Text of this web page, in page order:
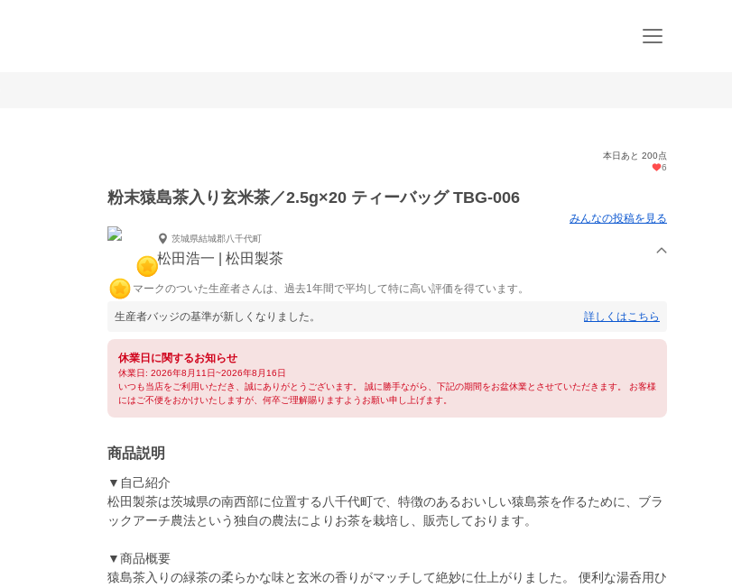
本日あと 200点
6
粉末猿島茶入り玄米茶／2.5g×20 ティーバッグ TBG-006
みんなの投稿を見る
茨城県結城郡八千代町
松田浩一 | 松田製茶
マークのついた生産者さんは、過去1年間で平均して特に高い評価を得ています。
生産者バッジの基準が新しくなりました。 詳しくはこちら
休業日に関するお知らせ
休業日: 2026年8月11日~2026年8月16日
いつも当店をご利用いただき、誠にありがとうございます。 誠に勝手ながら、下記の期間をお盆休業とさせていただきます。 お客様
にはご不便をおかけいたしますが、何卒ご理解賜りますようお願い申し上げます。
商品説明
▼自己紹介
松田製茶は茨城県の南西部に位置する八千代町で、特徴のあるおいしい猿島茶を作るために、ブラ
ックアーチ農法という独自の農法によりお茶を栽培し、販売しております。
▼商品概要
猿島茶入りの緑茶の柔らかな味と玄米の香りがマッチして絶妙に仕上がりました。 便利な湯呑用ひ